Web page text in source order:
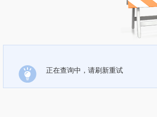
正在查询中，请刷新重试